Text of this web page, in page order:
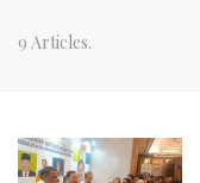
9 Articles.